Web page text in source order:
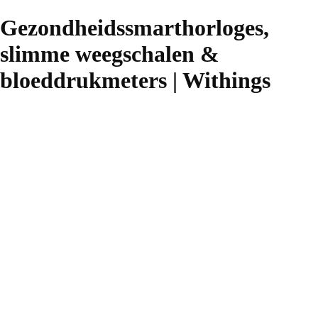
Gezondheidssmarthorloges,
slimme weegschalen &
bloeddrukmeters | Withings